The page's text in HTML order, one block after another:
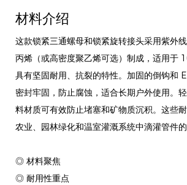
材料介绍
这款锁紧三通螺母和锁紧旋转接头采用紫外
丙烯（或高密度聚乙烯可选）制成，适用于
具有坚固耐用、抗裂的特性。加固的倒钩和
密封牢固，防止腐蚀，适合长期户外使用。
料材质可有效防止堵塞和矿物质沉积。这些
农业、园林绿化和温室灌溉系统中滴灌管件的
◎ 材料聚焦
◎ 耐用性重点